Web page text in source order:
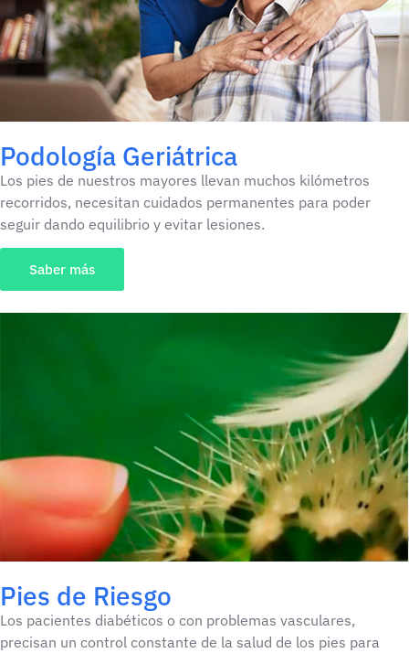
Podología Geriátrica​
Los pies de nuestros mayores llevan muchos kilómetros
recorridos, necesitan cuidados permanentes para poder
seguir dando equilibrio y evitar lesiones.
Saber más
Pies de Riesgo
Los pacientes diabéticos o con problemas vasculares,
precisan un control constante de la salud de los pies para